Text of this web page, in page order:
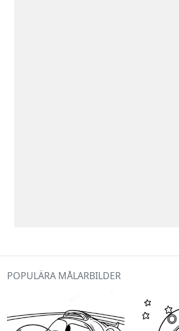
POPULÄRA MÅLARBILDER